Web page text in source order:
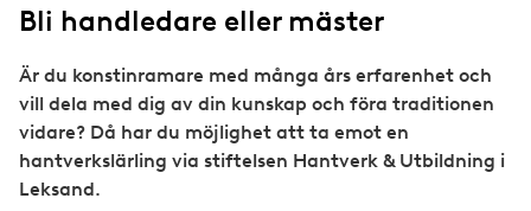
k
s
t
i
g
Bli handledare eller mäster
Är du konstinramare med många års erfarenhet och
vill dela med dig av din kunskap och föra traditionen
vidare? Då har du möjlighet att ta emot en
hantverkslärling via stiftelsen Hantverk & Utbildning i
Leksand.